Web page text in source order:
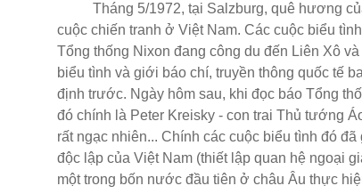
Tháng 5/1972, tại Salzburg, quê hương của
cuộc chiến tranh ở Việt Nam. Các cuộc biểu
Tổng thống Nixon đang công du đến Liên Xô
biểu tình và giới báo chí, truyền thông quốc tế
định trước. Ngày hôm sau, khi đọc báo Tổng
đó chính là Peter Kreisky - con trai Thủ tướng
rất ngạc nhiên... Chính các cuộc biểu tình đó
độc lập của Việt Nam (thiết lập quan hệ ngoại
một trong bốn nước đầu tiên ở châu Âu thực